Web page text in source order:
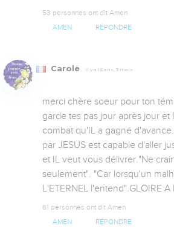
53 personnes ont dit Amen
AMEN RÉPONDRE
Carole Il y a 16 ans, 3 mois
merci chère soeur pour ton
garde tes pas jour après jour et
combat qu'IL a gagné
par JESUS est capable d'aller
et IL veut vous délivrer."Ne
seulement". "Car lorsqu'un
L'ETERNEL l'entend".GLOIRE A
61 personnes ont dit Amen
AMEN RÉPONDRE